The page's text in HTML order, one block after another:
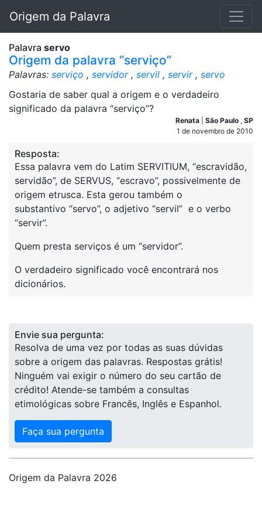
Origem da Palavra
Palavra servo
Origem da palavra “serviço”
Palavras: serviço , servidor, servil , servir, servo
Gostaria de saber qual a origem e o verdadeiro
significado da palavra “serviço”?
Renata São Paulo , SP
1 de novembro de 2010
Resposta:
Essa palavra vem do Latim SERVITIUM, “escravidão,
servidão”, de SERVUS, “escravo”, possivelmente de
origem etrusca. Esta gerou também o
substantivo “servo”, o adjetivo “servil” e o verbo
“servir”.
Quem presta serviços é um “servidor”.
O verdadeiro significado você encontrará nos
dicionários.
Envie sua pergunta:
Resolva de uma vez por todas as suas dúvidas
sobre a origem das palavras. Respostas grátis!
Ninguém vai exigir o número do seu cartão de
crédito! Atende-se também a consultas
etimológicas sobre Francês, Inglês e Espanhol.
Faça sua pergunta
Origem da Palavra 2026